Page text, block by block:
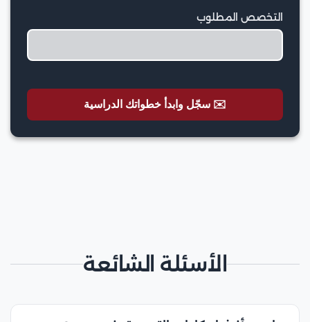
التخصص المطلوب
✉️ سجّل وابدأ خطواتك الدراسية
الأسئلة الشائعة